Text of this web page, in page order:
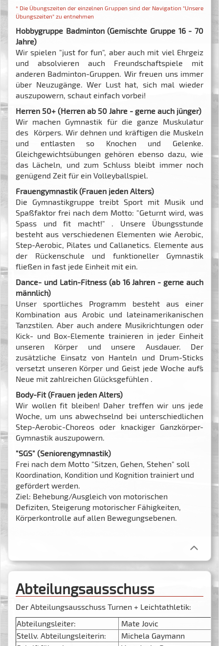
* Die Übungszeiten der einzelnen Gruppen sind der Navigation "Unsere
Übungszeiten" zu entnehmen
Hobbygruppe Badminton (Gemischte Gruppe 16 - 70
Jahre)
Wir spielen "just for fun", aber auch mit viel Ehrgeiz
und absolvieren auch Freundschaftspiele mit
anderen Badminton-Gruppen. Wir freuen uns immer
über Neuzugänge. Wer Lust hat, sich mal wieder
auszupowern, schaut einfach vorbei!
Herren 50+ (Herren ab 50 Jahre - gerne auch jünger)
Wir machen Gymnastik für die ganze Muskulatur
des Körpers. Wir dehnen und kräftigen die Muskeln
und entlasten so Knochen und Gelenke.
Gleichgewichtsübungen gehören ebenso dazu, wie
das Lächeln, und zum Schluss bleibt immer noch
genügend Zeit für ein Volleyballspiel.
Frauengymnastik (Frauen jeden Alters)
Die Gymnastikgruppe treibt Sport mit Musik und
Spaßfaktor frei nach dem Motto: "Geturnt wird, was
Spass und fit macht!" . Unsere Übungsstunde
besteht aus verschiedenen Elementen wie Aerobic,
Step-Aerobic, Pilates und Callanetics. Elemente aus
der Rückenschule und funktioneller Gymnastik
fließen in fast jede Einheit mit ein.
Dance- und Latin-Fitness (ab 16 Jahren - gerne auch
männlich)
Unser sportliches Programm besteht aus einer
Kombination aus Arobic und lateinamerikanischen
Tanzstilen. Aber auch andere Musikrichtungen oder
Kick- und Box-Elemente trainieren in jeder Einheit
unseren Körper und unsere Ausdauer. Der
zusätzliche Einsatz von Hanteln und Drum-Sticks
versetzt unseren Körper und Geist jede Woche auf´s
Neue mit zahlreichen Glücksgefühlen .
Body-Fit (Frauen jeden Alters)
Wir wollen fit bleiben! Daher treffen wir uns jede
Woche, um uns abwechselnd bei unterschiedlichen
Step-Aerobic-Choreos oder knackiger Ganzkörper-
Gymnastik auszupowern.
"SGS" (Seniorengymnastik)
Frei nach dem Motto "Sitzen, Gehen, Stehen" soll
Koordination, Kondition und Kognition trainiert und
gefördert werden.
Ziel: Behebung/Ausgleich von motorischen
Defiziten, Steigerung motorischer Fähigkeiten,
Körperkontrolle auf allen Bewegungsebenen.
Abteilungsausschuss
Der Abteilungsausschuss Turnen + Leichtathletik:
Abteilungsleiter:
Mate Jovic
Stellv. Abteilungsleiterin:
Michela Gaymann